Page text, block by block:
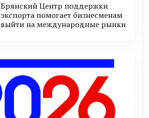
Брянский Центр поддержки
экспорта помогает бизнесменам
выйти на международные рынки